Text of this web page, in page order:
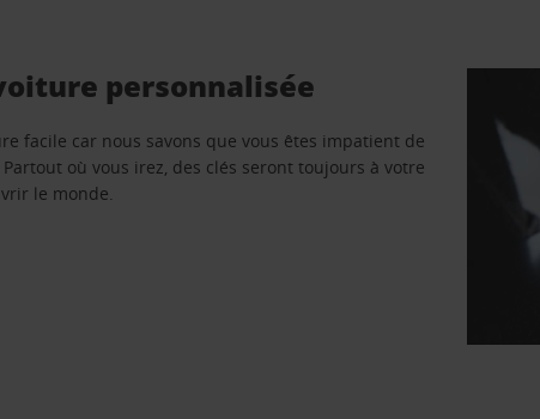
personnalisée
facile car nous savons que vous êtes impatient de
où vous irez, des clés seront toujours à votre
le monde.